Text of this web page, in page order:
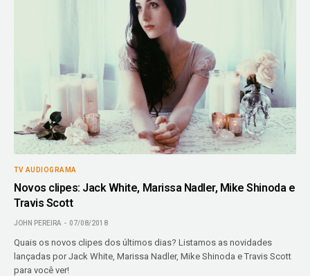
TV AUDIOGRAMA
Novos clipes: Jack White, Marissa Nadler, Mike Shinoda e
Travis Scott
JOHN PEREIRA 07/08/2018
Quais os novos clipes dos últimos dias? Listamos as novidades
lançadas por Jack White, Marissa Nadler, Mike Shinoda e Travis Scott
para você ver!